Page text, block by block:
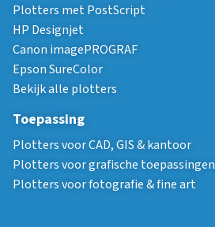
Plotters met PostScript
HP Designjet
Canon imagePROGRAF
Epson SureColor
Bekijk alle plotters
Toepassing
Plotters voor CAD, GIS & kantoor
Plotters voor grafische toepassingen
Plotters voor fotografie & fine art